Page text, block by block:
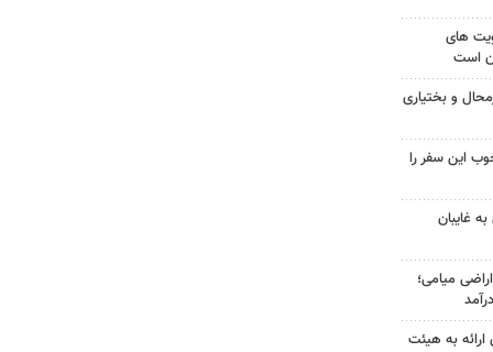
های
است
و بختیاری
این سفر را
غایبان
۱۳۰۰هکتار اراضی میامی؛
ارائه به هیئت